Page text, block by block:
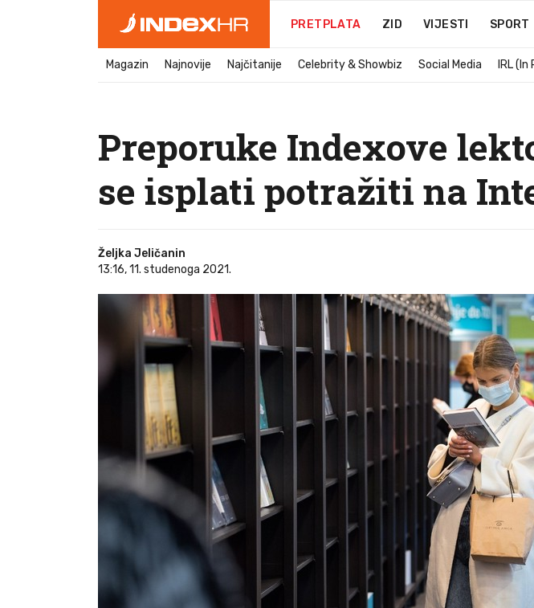
PRETPLATA ZID VIJESTI SPORT
Magazin Najnovije Najčitanije Celebrity & Showbiz Social Media IRL
Preporuke Indexove
se isplati potražiti na
Željka Jeličanin
13:16, 11. studenoga 2021.